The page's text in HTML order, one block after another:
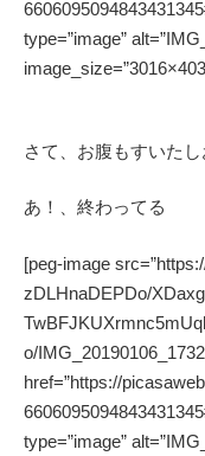
type=”image”
さて、お腹もすいた
あ！、終わってる
[peg-image
zDLHnaDEPDo/
o/
href=”https://
type=”image”